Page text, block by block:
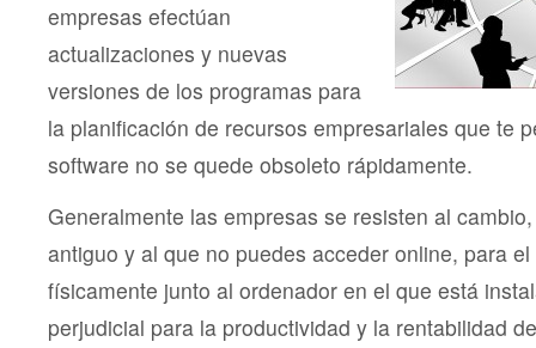
empresas efectúan
actualizaciones y nuevas
versiones de los programas para
la planificación de recursos empresariales que te
software no se quede obsoleto rápidamente.
Generalmente las empresas se resisten al
antiguo y al que no puedes acceder online, para
físicamente junto al ordenador en el que está
perjudicial para la productividad y la rentabilidad